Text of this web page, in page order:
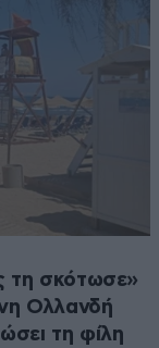
τη σκότωσε»
Ολλανδή
τη φίλη